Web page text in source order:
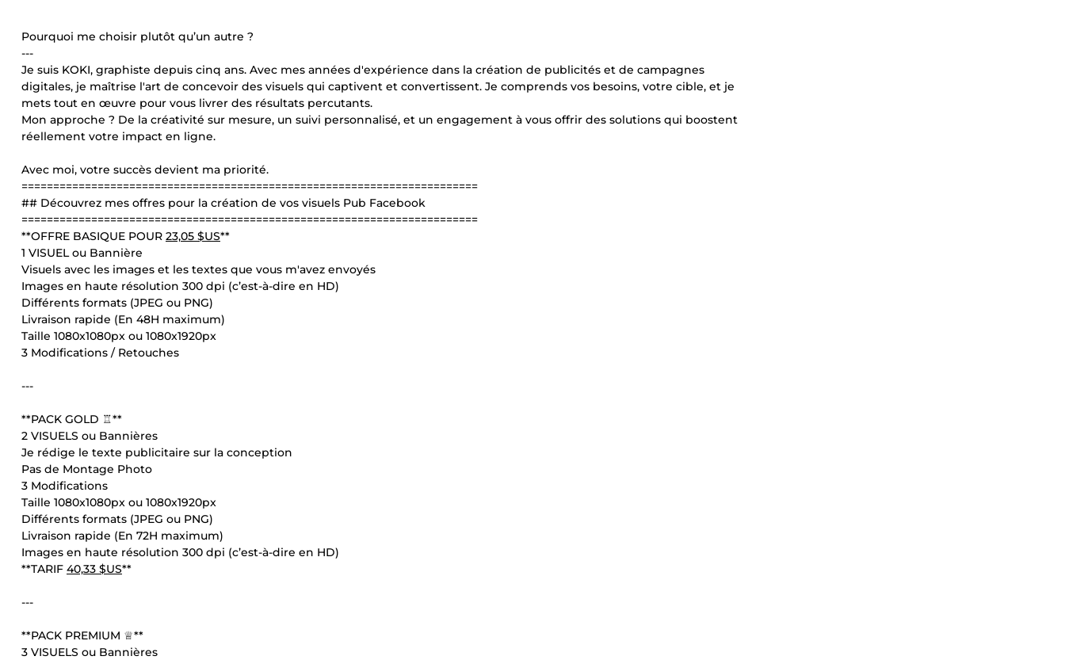
Pourquoi me choisir plutôt qu’un autre ?
---
Je suis KOKI, graphiste depuis cinq ans. Avec mes années d'expérience dans la création de publicités et de campagnes
digitales, je maîtrise l'art de concevoir des visuels qui captivent et convertissent. Je comprends vos besoins, votre cible, et je
mets tout en œuvre pour vous livrer des résultats percutants.
Mon approche ? De la créativité sur mesure, un suivi personnalisé, et un engagement à vous offrir des solutions qui boostent
réellement votre impact en ligne.
Avec moi, votre succès devient ma priorité.
========================================================================
## Découvrez mes offres pour la création de vos visuels Pub Facebook
========================================================================
**OFFRE BASIQUE POUR 23,05 $US**
1 VISUEL ou Bannière
Visuels avec les images et les textes que vous m'avez envoyés
Images en haute résolution 300 dpi (c’est-à-dire en HD)
Différents formats (JPEG ou PNG)
Livraison rapide (En 48H maximum)
Taille 1080x1080px ou 1080x1920px
3 Modifications / Retouches
---
**PACK GOLD ♖**
2 VISUELS ou Bannières
Je rédige le texte publicitaire sur la conception
Pas de Montage Photo
3 Modifications
Taille 1080x1080px ou 1080x1920px
Différents formats (JPEG ou PNG)
Livraison rapide (En 72H maximum)
Images en haute résolution 300 dpi (c’est-à-dire en HD)
**TARIF 40,33 $US**
---
**PACK PREMIUM ♕**
3 VISUELS ou Bannières